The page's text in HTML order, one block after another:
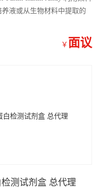
液或从生物材料中提取的
￥ 面议
测试剂盒 总代理